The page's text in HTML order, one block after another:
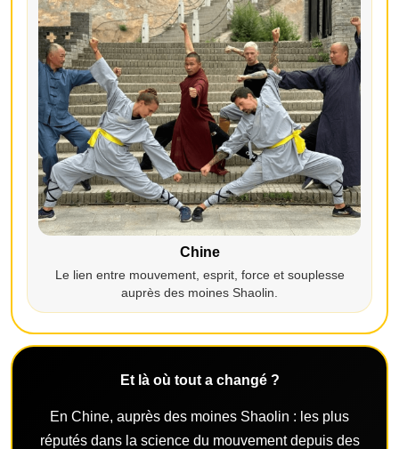
Chine
Le lien entre mouvement, esprit, force et souplesse
auprès des moines Shaolin.
Et là où tout a changé ?
En Chine, auprès des moines Shaolin : les plus
réputés dans la science du mouvement depuis des